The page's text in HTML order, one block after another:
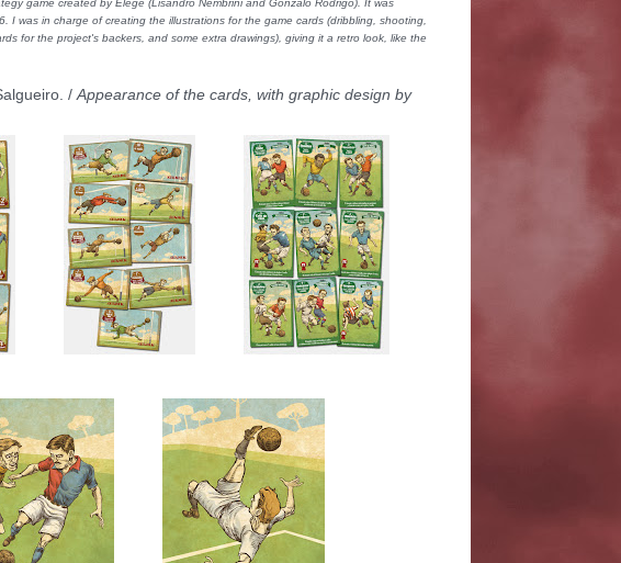
game created by Elegé (Lisandro Nembrini and Gonzalo Rodrigo). It was
was in charge of creating the illustrations for the game cards (dribbling, shooting,
for the project's backers, and some extra drawings), giving it a retro look, like the
/Appearance of the cards, with graphic design by